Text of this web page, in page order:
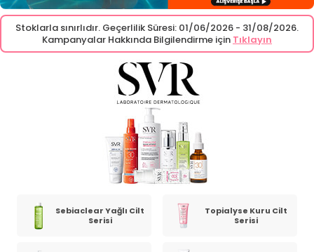
Stoklarla sınırlıdır. Geçerlilik Süresi: 01/06/2026 - 31/08/2026.
Kampanyalar Hakkında Bilgilendirme için Tıklayın
Sebiaclear Yağlı Cilt
Serisi
Topialyse Kuru Cilt
Serisi